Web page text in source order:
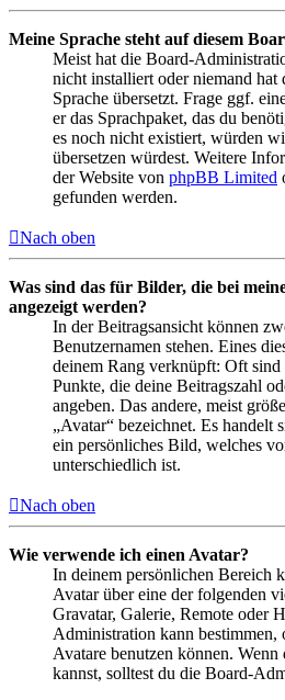
Meine Sprache steht auf diesem
Meist hat die Board-
nicht installiert oder niemand hat
Sprache übersetzt. Frage ggf.
er das Sprachpaket, das du
es noch nicht existiert, würden
übersetzen würdest. Weitere
der Website von phpBB Limited
gefunden werden.
Nach oben
Was sind das für Bilder, die bei
angezeigt werden?
In der Beitragsansicht können
Benutzernamen stehen. Eines
deinem Rang verknüpft: Oft sind
Punkte, die deine Beitragszahl
angeben. Das andere, meist
„Avatar“ bezeichnet. Es handelt
ein persönliches Bild, welches
unterschiedlich ist.
Nach oben
Wie verwende ich einen Avatar?
In deinem persönlichen Bereich
Avatar über eine der folgenden
Gravatar, Galerie, Remote oder
Administration kann
Avatare benutzen können.
kannst, solltest du die Board-